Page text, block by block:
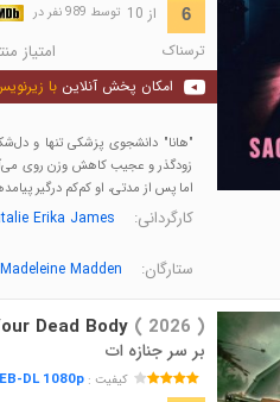
6 از 10 توسط 989 نفر در
ترسناک امتیاز
امکان پخش آنلاین با
"هانا" دانشجوی پزشکی تنها و
زودگذر و عجیب کاهش وزن روی
اما پس از مدتی، او کم‌کم درگیر
کارگردانی: Erika James
ستارگان: Madeleine Madden
Dead Body( 2026 )
بر سر جنازه ات
کیفیت :DL 1080p